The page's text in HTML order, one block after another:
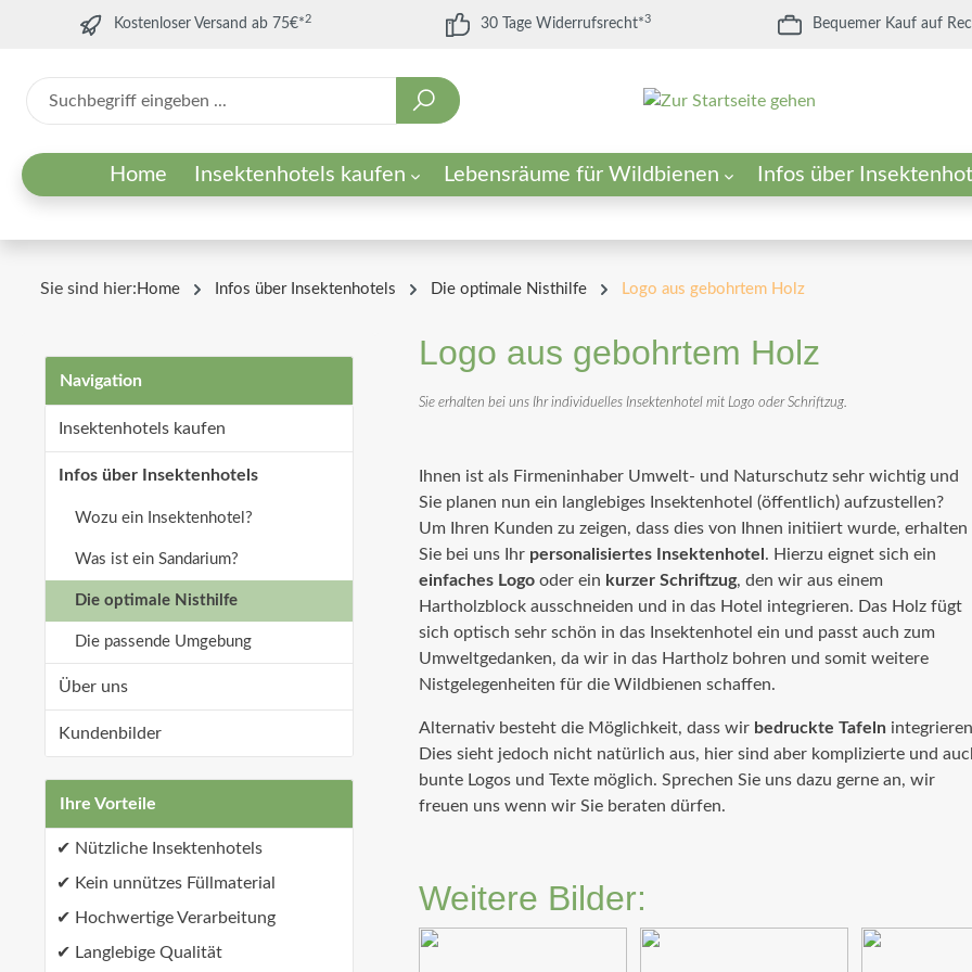
Kostenloser Versand ab 75€* 2 30 Tage Widerrufsrecht*3 Bequemer Kauf auf
Home Insektenhotels kaufen Lebensräume für Wildbienen Infos über
Für Städte/Gemeinden
Sie sind hier: Home Infos über Insektenhotels Die optimale Nisthilfe Logo aus gebohrtem Holz
Navigation
Insektenhotels kaufen
Infos über Insektenhotels
Wozu ein Insektenhotel?
Was ist ein Sandarium?
Die optimale Nisthilfe
Die passende Umgebung
Über uns
Kundenbilder
Ihre Vorteile
Nützliche Insektenhotels
Kein unnützes Füllmaterial
Hochwertige Verarbeitung
Langlebige Qualität
Logo aus gebohrtem Holz
Sie erhalten bei uns Ihr individuelles Insektenhotel mit Logo oder Schriftzug.
Ihnen ist als Firmeninhaber Umwelt- und Naturschutz sehr wichtig und
Sie planen nun ein langlebiges Insektenhotel (öffentlich) aufzustellen?
Um Ihren Kunden zu zeigen, dass dies von Ihnen initiiert wurde, erhalten
Sie bei uns Ihr personalisiertes Insektenhotel . Hierzu eignet sich ein
einfaches Logo oder ein kurzer Schriftzug, den wir aus einem
Hartholzblock ausschneiden und in das Hotel integrieren. Das Holz fügt
sich optisch sehr schön in das Insektenhotel ein und passt auch zum
Umweltgedanken, da wir in das Hartholz bohren und somit weitere
Nistgelegenheiten für die Wildbienen schaffen.
Alternativ besteht die Möglichkeit, dass wir bedruckte Tafeln
Dies sieht jedoch nicht natürlich aus, hier sind aber komplizierte und
bunte Logos und Texte möglich. Sprechen Sie uns dazu gerne an, wir
freuen uns wenn wir Sie beraten dürfen.
Weitere Bilder: